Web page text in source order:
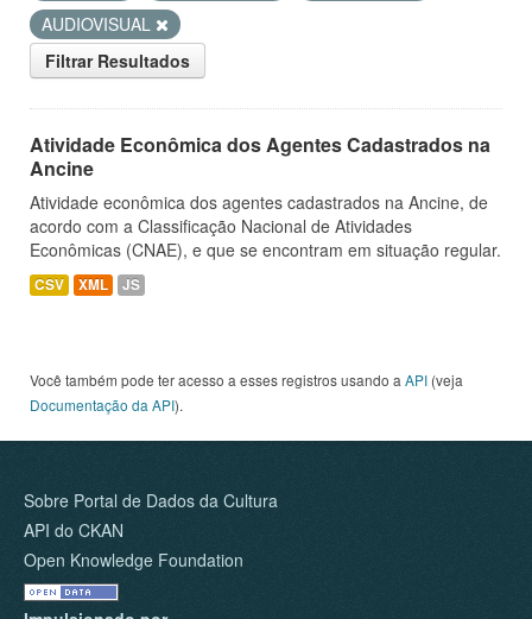
AUDIOVISUAL
Filtrar Resultados
Atividade Econômica dos Agentes Cadastrados na
Ancine
Atividade econômica dos agentes cadastrados na Ancine, de
acordo com a Classificação Nacional de Atividades
Econômicas (CNAE), e que se encontram em situação regular.
CSV XML JS
Você também pode ter acesso a esses registros usando a API (veja
Documentação da API).
Sobre Portal de Dados da Cultura
API do CKAN
Open Knowledge Foundation